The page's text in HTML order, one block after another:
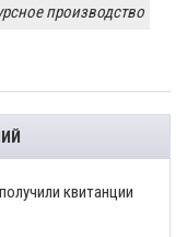
производство
квитанции